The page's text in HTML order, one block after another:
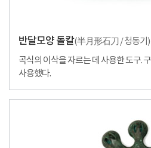
반달모양 돌칼(半月形石刀/ 청동기)
곡식의 이삭을 자르는 데 사용한 도구.
사용했다.